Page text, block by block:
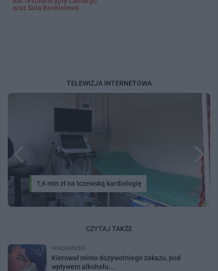
oraz Sala Bankietowa
TELEWIZJA INTERNETOWA
1,6 mln zł na tczewską kardiologię
CZYTAJ TAKŻE
WIADOMOŚCI
Kierował mimo dożywotniego zakazu, pod
wpływem alkoholu...